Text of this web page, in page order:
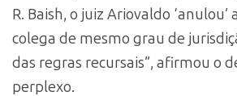
R. Baish, o juiz Ariovaldo ‘anulou’
colega de mesmo grau de
das regras recursais”, afirmou o
perplexo.